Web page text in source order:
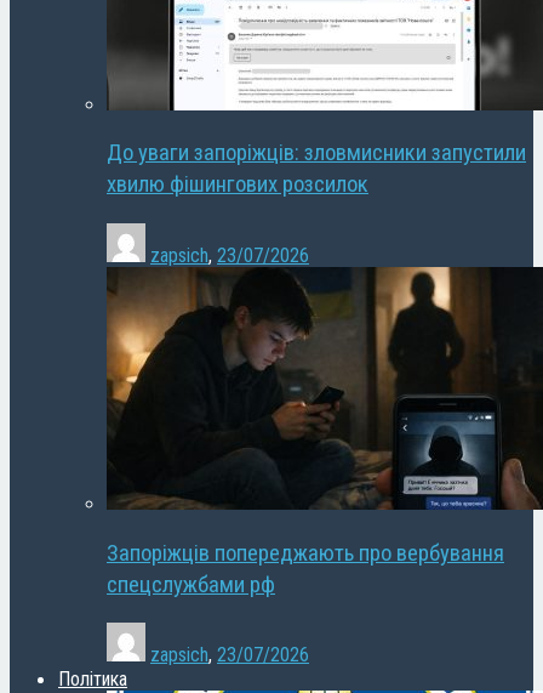
До уваги запоріжців: зловмисники запустили
хвилю фішингових розсилок
zapsich, 23/07/2026
Запоріжців попереджають про вербування
спецслужбами рф
zapsich, 23/07/2026
Політика